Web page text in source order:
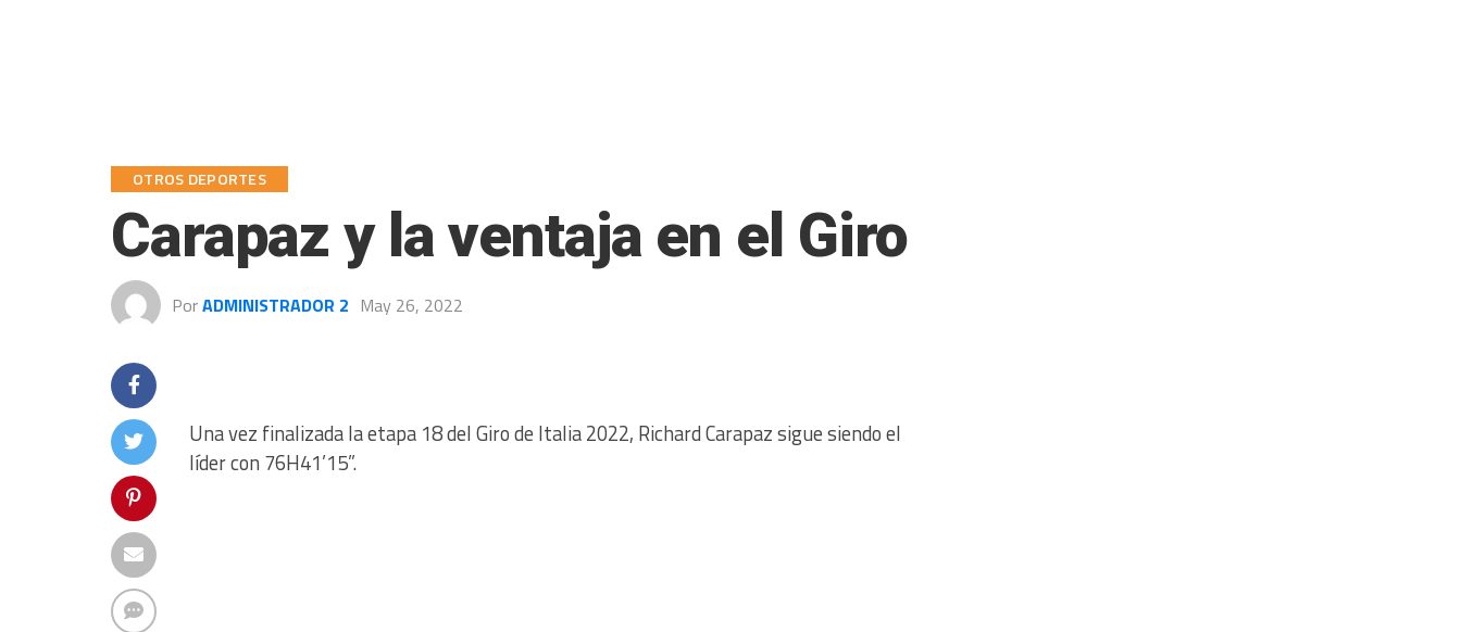
OTROS DEPORTES
Carapaz y la ventaja en el Giro
PorADMINISTRADOR 2 May 26, 2022
Una vez finalizada la etapa 18 del Giro de Italia 2022, Richard Carapaz sigue siendo el
líder con 76H41’15”.